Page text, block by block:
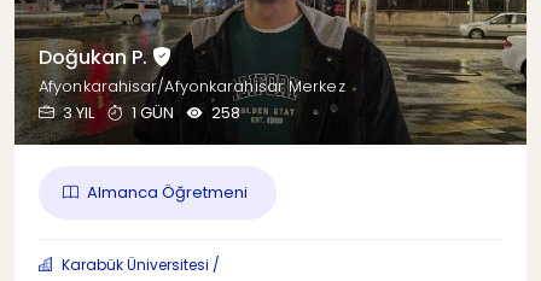
Doğukan P.
Afyonkarahisar/Afyonkarahisar Merkez
3 YIL
1 GÜN 258
Almanca Öğretmeni
Karabük Üniversitesi /